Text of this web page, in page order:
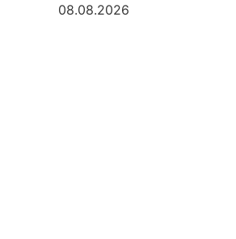
08.08.2026